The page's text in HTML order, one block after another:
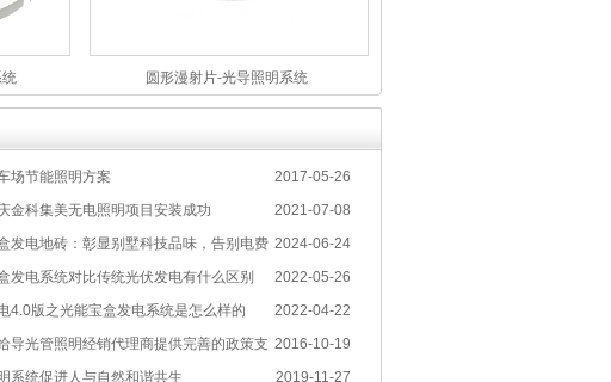
统 圆形漫射片-光导照明系统
2017-05-26
场节能照明方案
2021-07-08
金科集美无电照明项目安装成功
2024-06-24
发电地砖：彰显别墅科技品味，告别电费
2022-05-26
发电系统对比传统光伏发电有什么区别
2022-04-22
4.0版之光能宝盒发电系统是怎么样的
2016-10-19
导光管照明经销代理商提供完善的政策支
2019-11-27
系统促进人与自然和谐共生